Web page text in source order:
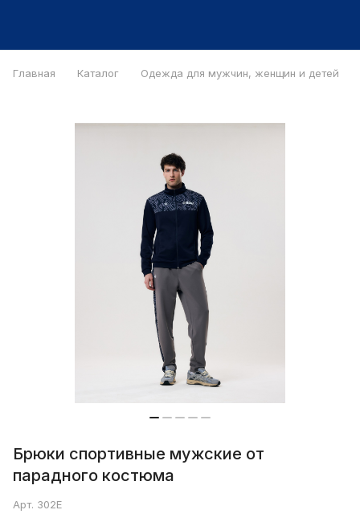
Главная Каталог Одежда для мужчин, женщин и детей
Брюки спортивные мужские от
парадного костюма
Арт. 302E